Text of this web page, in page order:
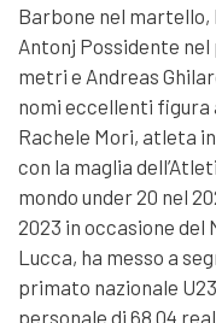
Barbone nel martello,
Antonj Possidente
metri e Andreas
nomi eccellenti figura
Rachele Mori, atleta
con la maglia
mondo under 20 nel
2023 in occasione
Lucca, ha messo a
primato nazionale
personale di 68.04